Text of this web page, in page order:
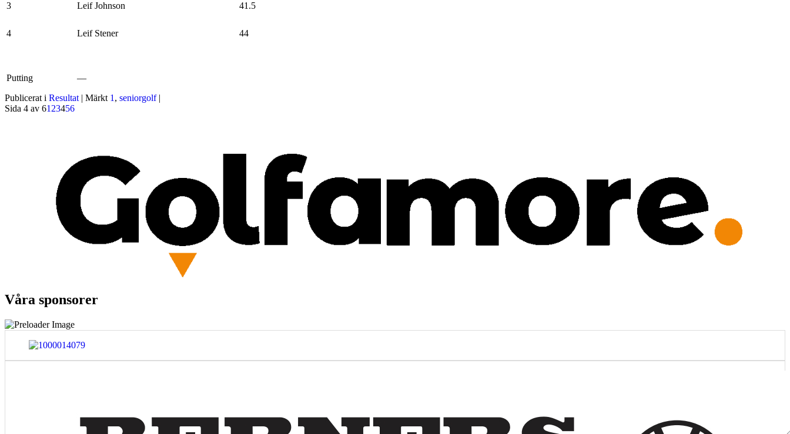
3 Leif Johnson 41.5
4 Leif Stener 44
Putting
—
Publicerat i Resultat | Märkt 1 , seniorgolf |
Sida 4 av 61 23456
Våra sponsorer